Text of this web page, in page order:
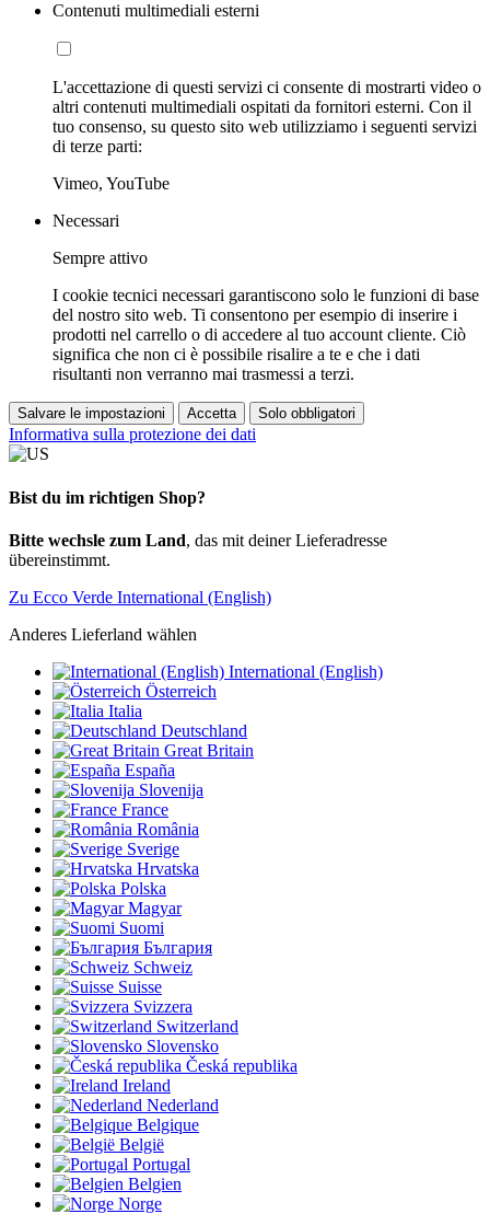
Contenuti multimediali esterni
L'accettazione di questi servizi ci consente di mostrarti video o
altri contenuti multimediali ospitati da fornitori esterni. Con il
tuo consenso, su questo sito web utilizziamo i seguenti servizi
di terze parti:
Vimeo, YouTube
Necessari
Sempre attivo
I cookie tecnici necessari garantiscono solo le funzioni di base
del nostro sito web. Ti consentono per esempio di inserire i
prodotti nel carrello o di accedere al tuo account cliente. Ciò
significa che non ci è possibile risalire a te e che i dati
risultanti non verranno mai trasmessi a terzi.
Salvare le impostazioni Accetta Solo obbligatori
Informativa sulla protezione dei dati
Bist du im richtigen Shop?
Bitte wechsle zum Land, das mit deiner Lieferadresse
übereinstimmt.
Zu Ecco Verde International (English)
Anderes Lieferland wählen
International (English)
Österreich
Italia
Deutschland
Great Britain
España
Slovenija
France
România
Sverige
Hrvatska
Polska
Magyar
Suomi
България
Schweiz
Suisse
Svizzera
Switzerland
Slovensko
Česká republika
Ireland
Nederland
Belgique
België
Portugal
Belgien
Norge